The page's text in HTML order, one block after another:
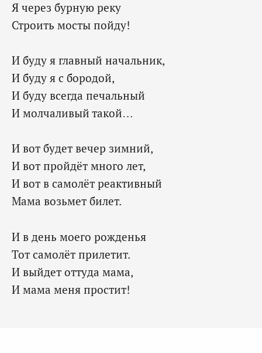
Я через бурную реку
Строить мосты пойду!
И буду я главный начальник,
И буду я с бородой,
И буду всегда печальный
И молчаливый такой…
И вот будет вечер зимний,
И вот пройдёт много лет,
И вот в самолёт реактивный
Мама возьмет билет.
И в день моего рожденья
Тот самолёт прилетит.
И выйдет оттуда мама,
И мама меня простит!